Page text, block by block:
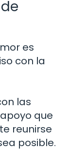
es
con la
las
que
reunirse
posible.